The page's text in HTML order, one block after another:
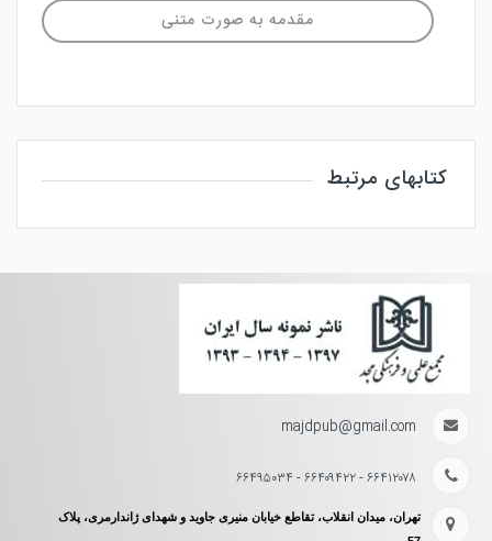
مقدمه به صورت متنی
کتابهای مرتبط
majdpub@gmail.com
۶۶۴۱۲۰۷۸ - ۶۶۴۰۹۴۲۲ - ۶۶۴۹۵۰۳۴
تهران، میدان انقلاب، تقاطع خیابان منیری جاوید و شهدای ژاندارمری، پلاک